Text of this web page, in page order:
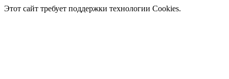
Этот сайт требует поддержки технологии Cookies.